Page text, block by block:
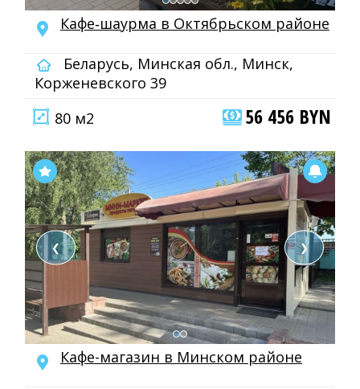
Кафе‑шаурма в Октябрьском районе
Беларусь, Минская обл., Минск,
Корженевского 39
80 м2
56 456 BYN
❮ ❯
Кафе-магазин в Минском районе